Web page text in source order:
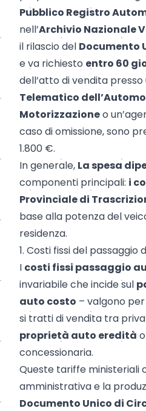
Pubblico Registro
nell’Archivio Nazionale
il rilascio del Documento
e va richiesto entro 60
dell’atto di vendita presso
Telematico
Motorizzazioneo
caso di omissione, sono
1.800 €.
In generale, La spesa
componenti principali: i
Provinciale di
base alla potenza del
residenza.
1. Costi fissi del passaggio
I costi fissi passaggio
invariabile che incide sul
auto costo – valgono
si tratti di vendita tra
proprietà auto eredità
concessionaria.
Queste tariffe ministeriali
amministrativa e la
Documento Unico di